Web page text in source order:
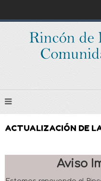
ACTUALIZACIÓN DE
Aviso